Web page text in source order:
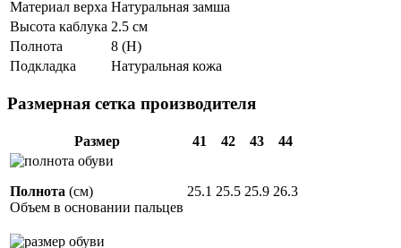
Материал верха Натуральная замша
Высота каблука 2.5 см
Полнота
8 (H)
Подкладка
Натуральная кожа
Размерная сетка производителя
Размер 41 42 43 44
Полнота (см)
Объем в основании пальцев
25.1 25.5 25.9 26.3